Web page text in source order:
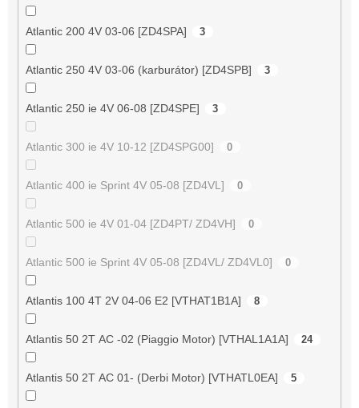
Atlantic 200 4V 03-06 [ZD4SPA] 3
Atlantic 250 4V 03-06 (karburátor) [ZD4SPB] 3
Atlantic 250 ie 4V 06-08 [ZD4SPE] 3
Atlantic 300 ie 4V 10-12 [ZD4SPG00] 0
Atlantic 400 ie Sprint 4V 05-08 [ZD4VL] 0
Atlantic 500 ie 4V 01-04 [ZD4PT/ ZD4VH] 0
Atlantic 500 ie Sprint 4V 05-08 [ZD4VL/ ZD4VL0] 0
Atlantis 100 4T 2V 04-06 E2 [VTHAT1B1A] 8
Atlantis 50 2T AC -02 (Piaggio Motor) [VTHAL1A1A] 24
Atlantis 50 2T AC 01- (Derbi Motor) [VTHATL0EA] 5